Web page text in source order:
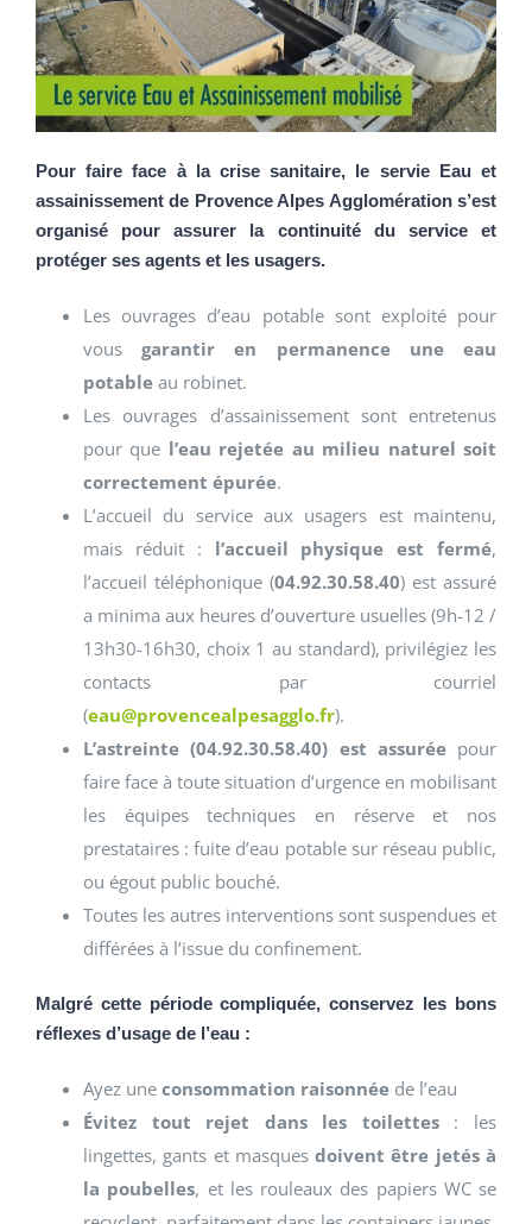
Pour faire face à la crise sanitaire, le servie Eau et
assainissement de Provence Alpes Agglomération s’est
organisé pour assurer la continuité du service et
protéger ses agents et les usagers.
Les ouvrages d’eau potable sont exploité pour
vousgarantir en permanence une eau
potable au robinet.
Les ouvrages d’assainissement sont entretenus
pour que l’eau rejetée au milieu naturel soit
correctement épurée.
L’accueil du service aux usagers est maintenu,
mais réduit : l’accueil physique est fermé,
l’accueil téléphonique (04.92.30.58.40) est assuré
a minima aux heures d’ouverture usuelles (9h-12 /
13h30-16h30, choix 1 au standard), privilégiez les
contacts par courriel
(eau@provencealpesagglo.fr).
L’astreinte (04.92.30.58.40) est assuréepour
faire face à toute situation d’urgence en mobilisant
les équipes techniques en réserve et nos
prestataires : fuite d’eau potable sur réseau public,
ou égout public bouché.
Toutes les autres interventions sont suspendues et
différées à l’issue du confinement.
Malgré cette période compliquée, conservez les bons
réflexes d’usage de l’eau :
Ayez une consommation raisonnée de l’eau
Évitez tout rejet dans les toilettes: les
lingettes, gants et masquesdoivent être jetés à
la poubelles, et les rouleaux des papiers WC se